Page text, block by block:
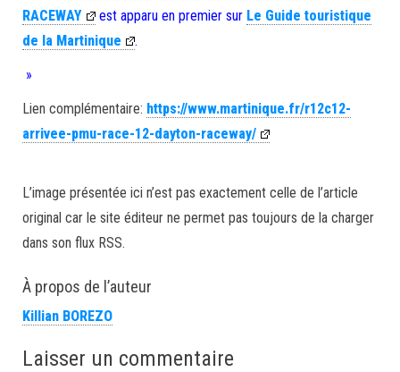
RACEWAY
est apparu en premier sur Le Guide touristique
de la Martinique
.
»
Lien complémentaire: https://www.martinique.fr/r12c12-
arrivee-pmu-race-12-dayton-raceway/
L’image présentée ici n’est pas exactement celle de l’article
original car le site éditeur ne permet pas toujours de la charger
dans son flux RSS.
À propos de l’auteur
Killian BOREZO
Laisser un commentaire